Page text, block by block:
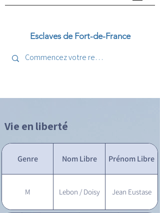
Esclaves de Fort-de-France
Vie en liberté
Genre Nom Libre Prénom Libre
M Lebon / Doisy Jean Eustase